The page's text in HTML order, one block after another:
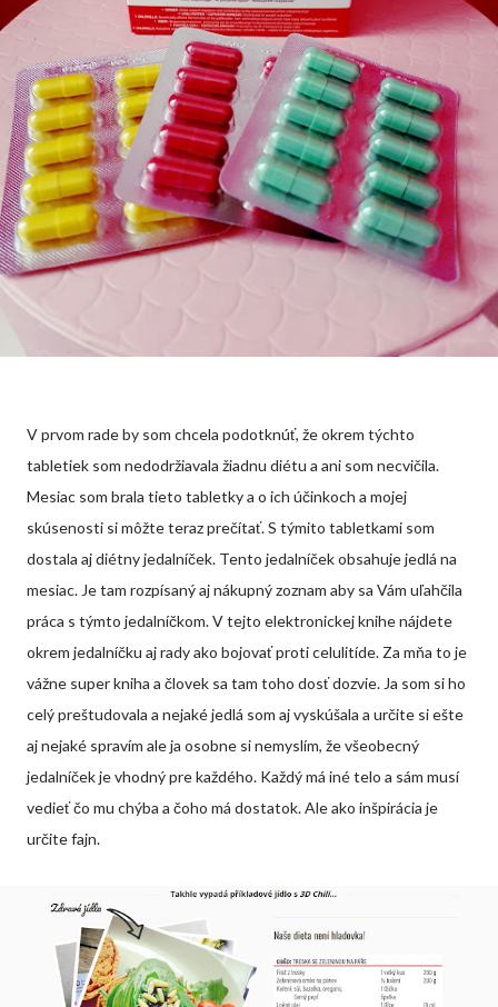
V prvom rade by som chcela podotknúť, že okrem týchto
tabletiek som nedodržiavala žiadnu diétu a ani som necvičila.
Mesiac som brala tieto tabletky a o ich účinkoch a mojej
skúsenosti si môžte teraz prečítať. S týmito tabletkami som
dostala aj diétny jedalníček. Tento jedalníček obsahuje jedlá na
mesiac. Je tam rozpísaný aj nákupný zoznam aby sa Vám uľahčila
práca s týmto jedalníčkom. V tejto elektronickej knihe nájdete
okrem jedalníčku aj rady ako bojovať proti celulitíde. Za mňa to je
vážne super kniha a človek sa tam toho dosť dozvie. Ja som si ho
celý preštudovala a nejaké jedlá som aj vyskúšala a určite si ešte
aj nejaké spravím ale ja osobne si nemyslím, že všeobecný
jedalníček je vhodný pre každého. Každý má iné telo a sám musí
vedieť čo mu chýba a čoho má dostatok. Ale ako inšpirácia je
určite fajn.